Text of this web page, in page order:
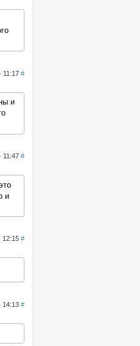
11:17 #
и
11:47 #
и
12:15 #
14:13 #